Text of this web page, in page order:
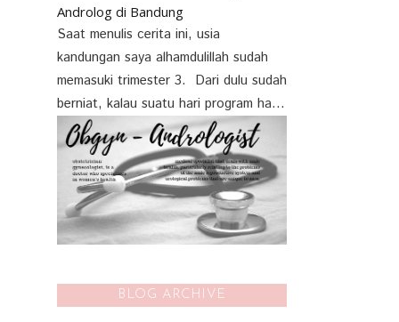
Androlog di Bandung
Saat menulis cerita ini, usia
kandungan saya alhamdulillah sudah
memasuki trimester 3. Dari dulu sudah
berniat, kalau suatu hari program ha...
BLOG ARCHIVE